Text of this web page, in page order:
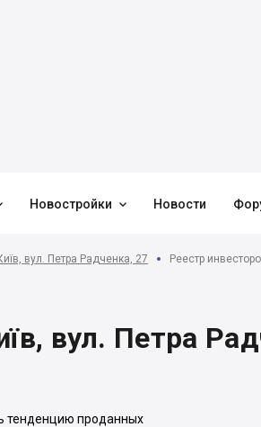
Новостройки  Новости
вул. Петра Радченка, 27 Реестр
вул. Петра
тенденцию проданных